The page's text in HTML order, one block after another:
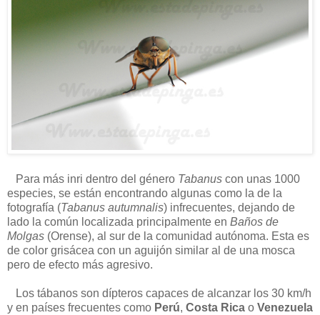
Para más inri dentro del género Tabanus con unas 1000
especies, se están encontrando algunas como la de la
fotografía (Tabanus autumnalis) infrecuentes, dejando de
lado la común localizada principalmente en Baños de
Molgas (Orense), al sur de la comunidad autónoma. Esta es
de color grisácea con un aguijón similar al de una mosca
pero de efecto más agresivo.
Los tábanos son dípteros capaces de alcanzar los 30 km/h
y en países frecuentes como Perú, Costa Rica o Venezuela